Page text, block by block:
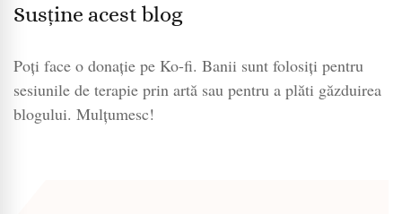
Susține acest blog
Poți face o donație pe Ko-fi. Banii sunt folosiți pentru
sesiunile de terapie prin artă sau pentru a plăti găzduirea
blogului. Mulțumesc!